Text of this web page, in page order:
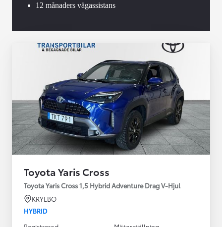
12 månaders vägassistans
Toyota Yaris Cross
Toyota Yaris Cross 1,5 Hybrid Adventure Drag V-Hjul
KRYLBO
HYBRID